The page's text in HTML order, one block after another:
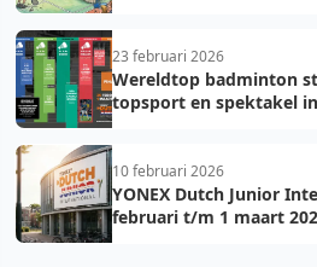
23 februari 2026
Wereldtop badminton
topsport en spektakel in
10 februari 2026
YONEX Dutch Junior
februari t/m 1 maart